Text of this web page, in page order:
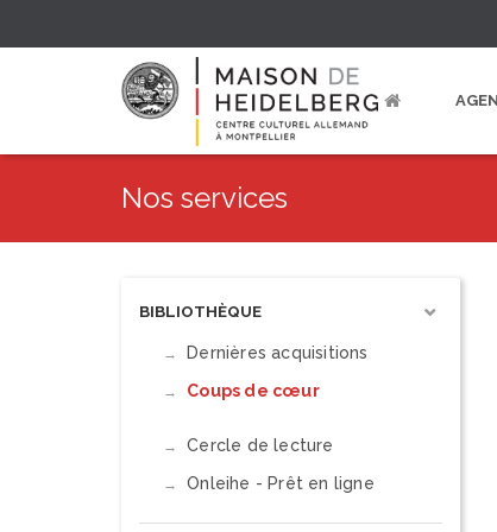
Nos services
BIBLIOTHÈQUE
Dernières acquisitions
Coups de cœur
Cercle de lecture
Onleihe - Prêt en ligne